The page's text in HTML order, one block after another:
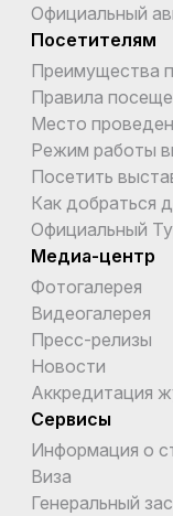
Официальный
Посетителям
Преимущества
Правила
Место
Режим работы
Посетить
Как добраться
Официальный
Медиа-центр
Фотогалерея
Видеогалерея
Пресс-релизы
Новости
Аккредитация
Сервисы
Информация о
Виза
Генеральный